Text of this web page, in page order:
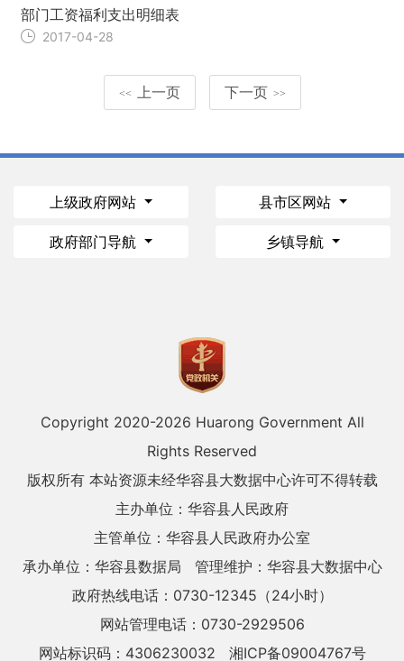
部门工资福利支出明细表
2017-04-28
<< 上一页 下一页 >>
上级政府网站 县市区网站
政府部门导航 乡镇导航
Copyright 2020-2026 Huarong Government All
Rights Reserved
版权所有 本站资源未经华容县大数据中心许可不得转载
主办单位：华容县人民政府
主管单位：华容县人民政府办公室
承办单位：华容县数据局
管理维护：华容县大数据中心
政府热线电话：0730-12345（24小时）
网站管理电话：0730-2929506
网站标识码：4306230032
湘ICP备09004767号